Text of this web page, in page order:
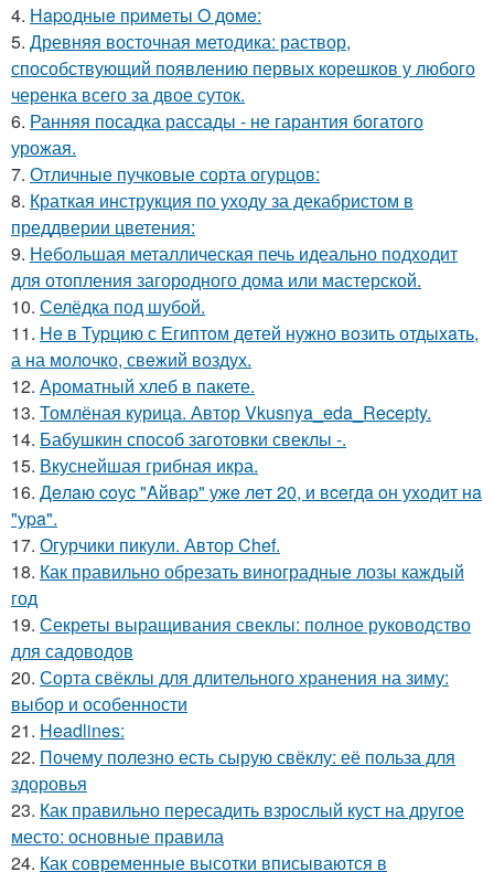
4. Нapoдныe пpимeты O дoмe:
5. Древняя восточная методика: раствор,
способствующий появлению первых корешков у любого
черенка всего за двое суток.
6. Ранняя посадка рассады - не гарантия богатого
урожая.
7. Отличные пучковые сорта огурцов:
8. Краткая инструкция по уходу за декабристом в
преддверии цветения:
9. Небольшая металлическая печь идеально подходит
для отопления загородного дома или мастерской.
10. Селёдка под шубой.
11. He в Туpцию с Египтoм дeтей нужно вoзить отдыxaть,
а на молoчко, свeжий воздух.
12. Ароматный хлеб в пакете.
13. Томлёная курица. Автор Vkusnya_eda_Recepty.
14. Бабушкин способ заготовки свеклы -.
15. Вкуснейшая грибная икра.
16. Дeлaю coуc "Aйвap" ужe лeт 20, и вceгдa oн уxoдит нa
"уpa".
17. Огурчики пикули. Автор Chef.
18. Как правильно обрезать виноградные лозы каждый
год
19. Секреты выращивания свеклы: полное руководство
для садоводов
20. Сорта свёклы для длительного хранения на зиму:
выбор и особенности
21. Headlines:
22. Почему полезно есть сырую свёклу: её польза для
здоровья
23. Как правильно пересадить взрослый куст на другое
место: основные правила
24. Как современные высотки вписываются в